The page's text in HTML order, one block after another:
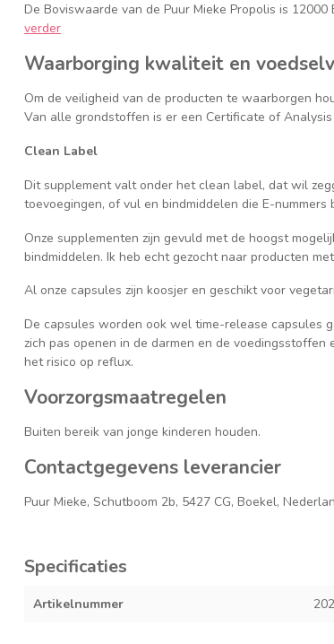
De Boviswaarde van de Puur Mieke Propolis is
verder
Waarborging kwaliteit en
Om de veiligheid van de producten te waarborgen
Van alle grondstoffen is er een Certificate of Analysis
Clean Label
Dit supplement valt onder het clean label, dat wil
toevoegingen, of vul en bindmiddelen die E-nummers
Onze supplementen zijn gevuld met de hoogst
bindmiddelen. Ik heb echt gezocht naar producten
Al onze capsules zijn koosjer en geschikt voor
​De capsules worden ook wel time-release capsules
zich pas openen in de darmen en de
het risico op reflux.
Voorzorgsmaatregelen
Buiten bereik van jonge kinderen houden.
Contactgegevens leverancier
Puur Mieke, Schutboom 2b, 5427 CG, Boekel,
Specificaties
Artikelnummer